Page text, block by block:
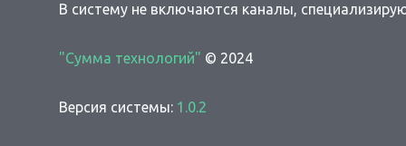
В систему не включаются каналы,
"Сумма технологий" © 2024
Версия системы: 1.0.2